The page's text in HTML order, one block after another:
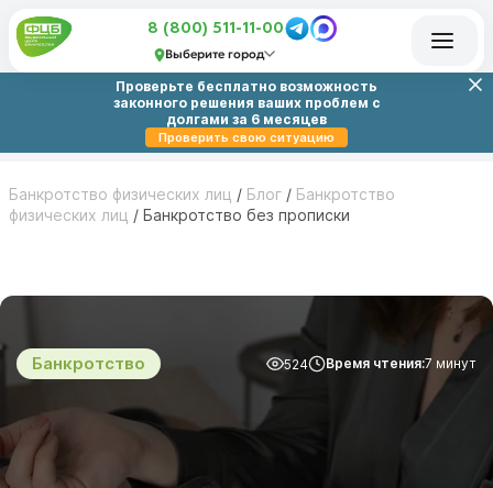
8 (800) 511-11-00
Выберите город
Проверьте бесплатно возможность
законного решения ваших проблем с
долгами за 6 месяцев
Проверить свою ситуацию
Банкротство физических лиц / Блог / Банкротство
физических лиц / Банкротство без прописки
Банкротство 524 Время чтения:7 минут